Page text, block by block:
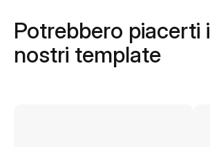
Potrebbero piacerti i
nostri template